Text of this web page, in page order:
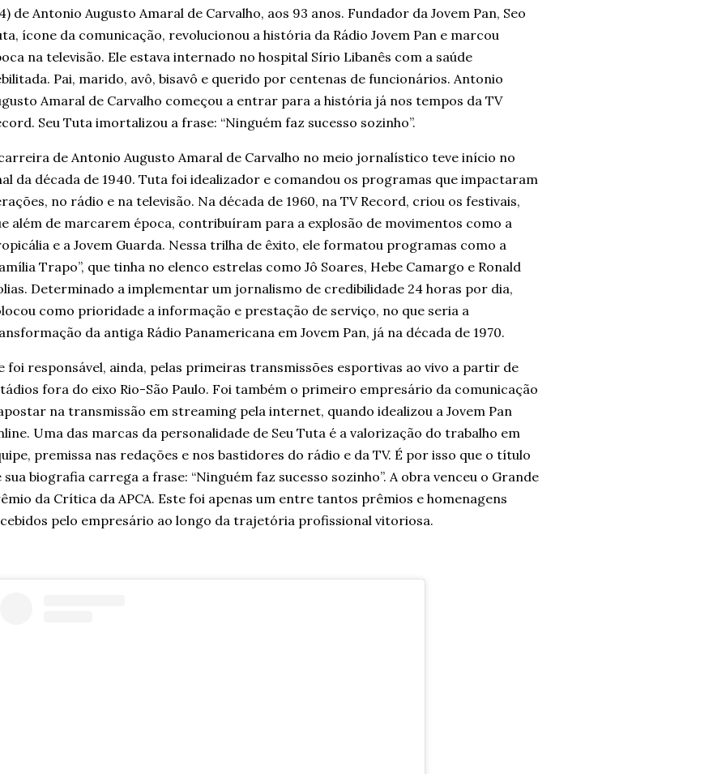
de Antonio Augusto Amaral de Carvalho, aos 93 anos. Fundador da Jovem Pan, Seo
ícone da comunicação, revolucionou a história da Rádio Jovem Pan e marcou
na televisão. Ele estava internado no hospital Sírio Libanês com a saúde
Pai, marido, avô, bisavô e querido por centenas de funcionários. Antonio
Amaral de Carvalho começou a entrar para a história já nos tempos da TV
Seu Tuta imortalizou a frase: “Ninguém faz sucesso sozinho”.
de Antonio Augusto Amaral de Carvalho no meio jornalístico teve início no
da década de 1940. Tuta foi idealizador e comandou os programas que impactaram
no rádio e na televisão. Na década de 1960, na TV Record, criou os festivais,
além de marcarem época, contribuíram para a explosão de movimentos como a
e a Jovem Guarda. Nessa trilha de êxito, ele formatou programas como a
Trapo”, que tinha no elenco estrelas como Jô Soares, Hebe Camargo e Ronald
Determinado a implementar um jornalismo de credibilidade 24 horas por dia,
como prioridade a informação e prestação de serviço, no que seria a
da antiga Rádio Panamericana em Jovem Pan, já na década de 1970.
foi responsável, ainda, pelas primeiras transmissões esportivas ao vivo a partir de
fora do eixo Rio-São Paulo. Foi também o primeiro empresário da comunicação
na transmissão em streaming pela internet, quando idealizou a Jovem Pan
Uma das marcas da personalidade de Seu Tuta é a valorização do trabalho em
premissa nas redações e nos bastidores do rádio e da TV. É por isso que o título
sua biografia carrega a frase: “Ninguém faz sucesso sozinho”. A obra venceu o Grande
da Crítica da APCA. Este foi apenas um entre tantos prêmios e homenagens
pelo empresário ao longo da trajetória profissional vitoriosa.